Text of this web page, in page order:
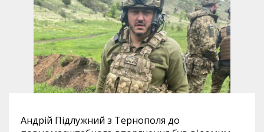
Андрій Підлужний з Тернополя до